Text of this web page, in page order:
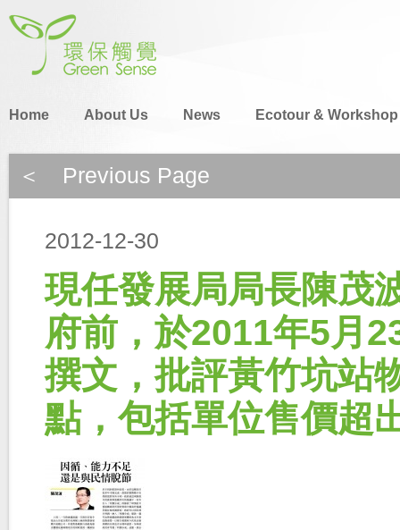
Home About Us News Ecotour & Workshop
＜ Previous Page
2012-12-30
現任發展局局長陳茂
府前，於2011年5月
撰文，批評黃竹坑站
點，包括單位售價超